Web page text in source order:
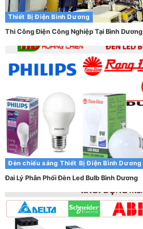
Thiết Bị Điện Bình Dương
Thi Công Điện Công Nghiệp Tại Bình Dương
Đèn chiếu sáng Thiết Bị Điện Bình Dương
Đai Lý Phân Phối Đèn Led Bulb Bình Dương